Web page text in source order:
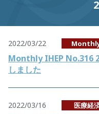
2022/03/22
Monthly IHEP No.316
しました
2022/03/16 医療経